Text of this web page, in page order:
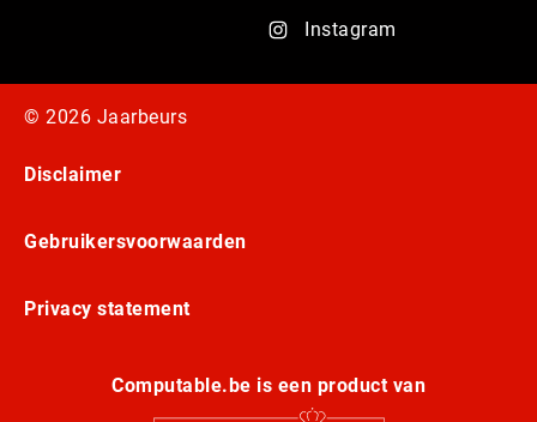
Instagram
© 2026 Jaarbeurs
Disclaimer
Gebruikersvoorwaarden
Privacy statement
Computable.be is een product van